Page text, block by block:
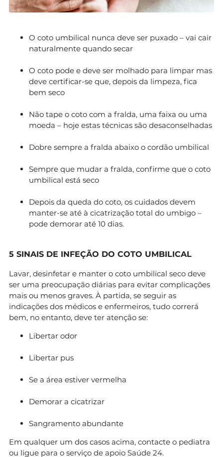
O coto umbilical nunca deve ser puxado – vai cair
naturalmente quando secar
O coto pode e deve ser molhado para limpar mas
deve certificar-se que, depois da limpeza, fica
bem seco
Não tape o coto com a fralda, uma faixa ou uma
moeda – hoje estas técnicas são desaconselhadas
Dobre sempre a fralda abaixo o cordão umbilical
Sempre que mudar a fralda, confirme que o coto
umbilical está seco
Depois da queda do coto, os cuidados devem
manter-se até à cicatrização total do umbigo –
pode demorar até 10 dias.
5 SINAIS DE INFEÇÃO DO COTO UMBILICAL
Lavar, desinfetar e manter o coto umbilical seco deve
ser uma preocupação diárias para evitar complicações
mais ou menos graves. À partida, se seguir as
indicações dos médicos e enfermeiros, tudo correrá
bem, no entanto, deve ter atenção se:
Libertar odor
Libertar pus
Se a área estiver vermelha
Demorar a cicatrizar
Sangramento abundante
Em qualquer um dos casos acima, contacte o pediatra
ou ligue para o serviço de apoio Saúde 24.